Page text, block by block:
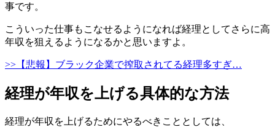
事です。
こういった仕事もこなせるようになれば経理としてさらに高
年収を狙えるようになるかと思いますよ。
>>【悲報】ブラック企業で搾取されてる経理多すぎ…
経理が年収を上げる具体的な方法
経理が年収を上げるためにやるべきこととしては、